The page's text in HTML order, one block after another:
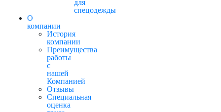
для
спецодежды
О
компании
История
компании
Преимущества
работы
с
нашей
Компанией
Отзывы
Cпециальная
оценка